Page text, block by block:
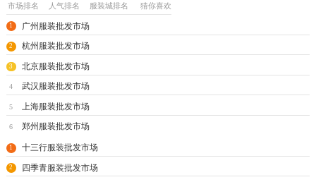
哈尔滨 合肥 福州 南昌 济南
玩具 尾货
市场排名 人气排名 服装城排名 猜你喜欢
1 广州服装批发市场
2 杭州服装批发市场
3 北京服装批发市场
4 武汉服装批发市场
5 上海服装批发市场
6 郑州服装批发市场
1 十三行服装批发市场
2 四季青服装批发市场